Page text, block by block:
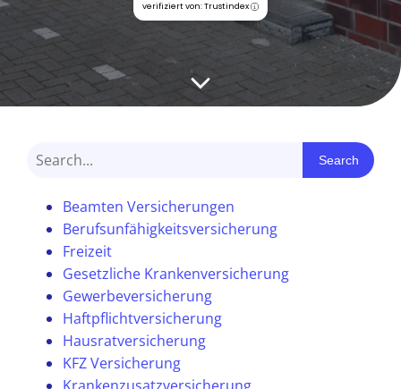
verifiziert von: Trustindex
Search
Beamten Versicherungen
Berufsunfähigkeitsversicherung
Freizeit
Gesetzliche Krankenversicherung
Gewerbeversicherung
Haftpflichtversicherung
Hausratversicherung
KFZ Versicherung